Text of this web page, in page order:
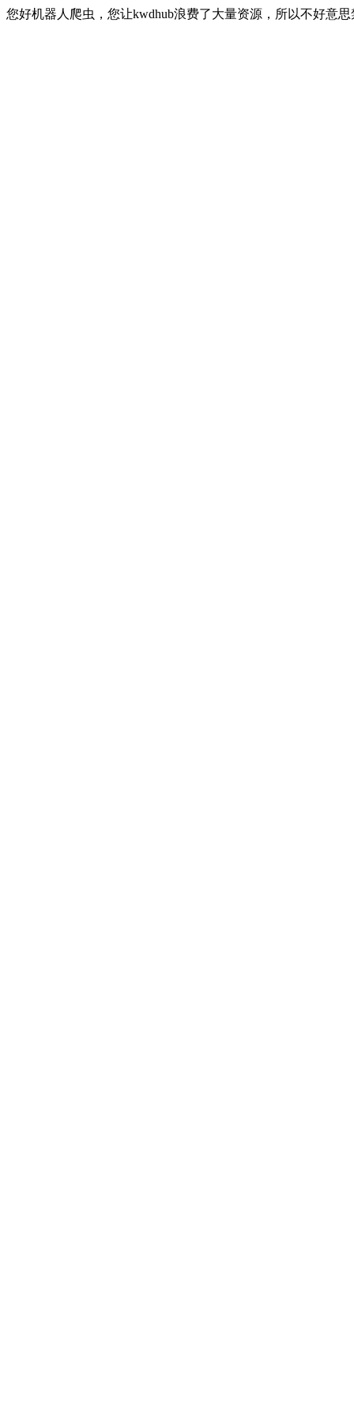
您好机器人爬虫，您让kwdhub浪费了大量资源，所以不好意